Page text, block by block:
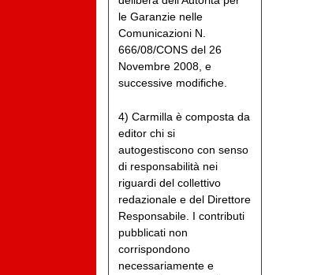
le Garanzie nelle
Comunicazioni N.
666/08/CONS del 26
Novembre 2008, e
successive modifiche.
4) Carmilla è composta da
editor chi si
autogestiscono con senso
di responsabilità nei
riguardi del collettivo
redazionale e del Direttore
Responsabile. I contributi
pubblicati non
corrispondono
necessariamente e